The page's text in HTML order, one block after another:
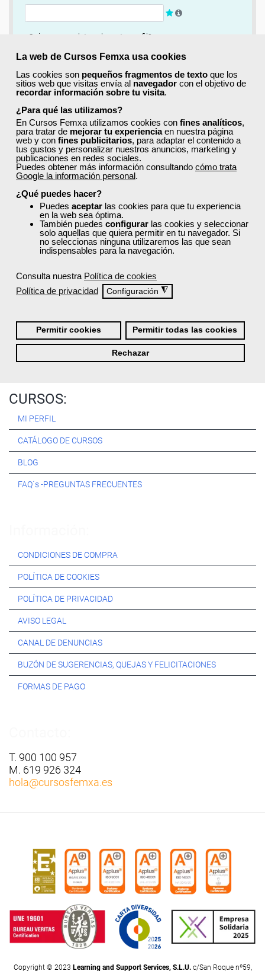
La web de Cursos Femxa usa cookies
Las cookies son pequeños fragmentos de texto que los
sitios web que visitas envía al navegador con el objetivo de
recordar información sobre tu visita.
¿Para qué las utilizamos?
En Cursos Femxa utilizamos cookies con fines analíticos,
para tratar de mejorar tu experienciaen nuestra página
web y con fines publicitarios, para adaptar el contenido a
tus gustos y personalizar nuestros anuncios, marketing y
publicaciones en redes sociales.
Puedes obtener más información consultando cómo trata
Google la información personal.
¿Qué puedes hacer?
Puedes aceptar las cookies para que tu experiencia
en la web sea óptima.
También puedes configurar las cookies y seleccionar
solo aquellas que quiera permitir en tu navegador. Si
no seleccionas ninguna utilizaremos las que sean
indispensables para la navegación.
Consulta nuestra Política de cookies
Política de privacidad
Configuración ◮
Permitir cookies Permitir todas las cookies
Rechazar
¿Quieres completar ahora tu perfil?
Si
No, completaré mi perfil más adelante
Newsletter
Si, quiero recibir información sobre cursos, ofertas
exclusivas y recursos para el aprendizaje.
Términos y condiciones
He leído y acepto la Política de Privacidad
Registrarse
Quiénes Somos:
Especialistas en consultoría y formación para el empleo
Nuestro objetivo diario es, única y exclusivamente, ayudarte a
conseguir tus metas profesionales ofreciéndote los mejores
CURSOS:
MI PERFIL
CATÁLOGO DE CURSOS
BLOG
FAQ´s -PREGUNTAS FRECUENTES
CONDICIONES DE COMPRA
POLÍTICA DE COOKIES
POLÍTICA DE PRIVACIDAD
AVISO LEGAL
CANAL DE DENUNCIAS
BUZÓN DE SUGERENCIAS, QUEJAS Y FELICITACIONES
FORMAS DE PAGO
T. 900 100 957
M. 619 926 324
hola@cursosfemxa.es
Copyright © 2023 Learning and Support Services, S.L.U.c/San Roque nº59,